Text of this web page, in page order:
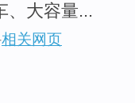
、大容量...
相关网页